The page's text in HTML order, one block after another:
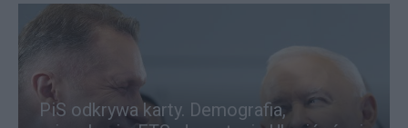
PiS odkrywa karty. Demografia,